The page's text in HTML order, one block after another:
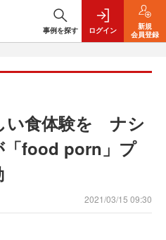
事例を探す ログイン
新規
会員登録
い食体験を ナシ
「food porn」プ
2021/03/15 09:30